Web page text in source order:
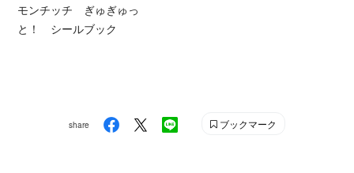
モンチッチ ぎゅぎゅっ
と！ シールブック
share ブックマーク